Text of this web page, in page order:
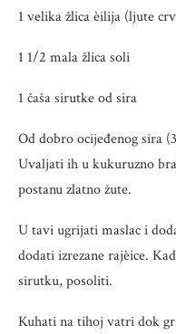
1 velika žlica èilija (ljute
1 1/2 mala žlica soli
1 čaša sirutke od sira
Od dobro ocijeđenog sira
Uvaljati ih u kukuruzno
postanu zlatno žute.
U tavi ugrijati maslac i
dodati izrezane rajèice.
sirutku, posoliti.
Kuhati na tihoj vatri dok